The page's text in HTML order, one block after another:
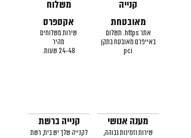
משלוח
אקספרס
שירות משלוחים
מהיר
24-48 שעות.
קנייה
מאובטחת
אתר https. תשלום
באייפרם מאובטח בתקן
pci
קנייה ברשת
לקנייה שלך יש בית, רשת
מענה אנושי
שירות וזמינות גבוהה,